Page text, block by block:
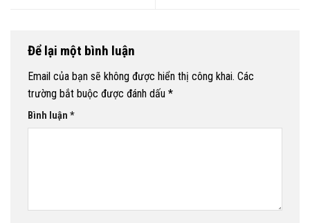
Để lại một bình luận
Email của bạn sẽ không được hiển thị công khai. Các
trường bắt buộc được đánh dấu *
Bình luận *